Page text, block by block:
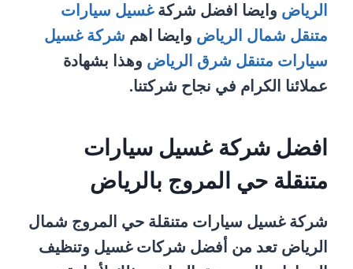
الرياض وايضا افضل شركةغسيل سيارات
متنقل شمال الرياض وايضا اهم شركة غسيل
سيارات متنقل شرق الرياض وهذا بشهادة
عملائنا الكرام في نجاح شركتنا.
افضل شركة غسيل سيارات
متنقلة حي المروج بالرياض
شركة غسيل سيارات متنقلة حي المروج شمال
الرياض تعد من أفضل شركات غسيل وتنظيف